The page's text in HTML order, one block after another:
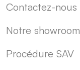
Contactez-nous
Notre showroom
Procédure SAV